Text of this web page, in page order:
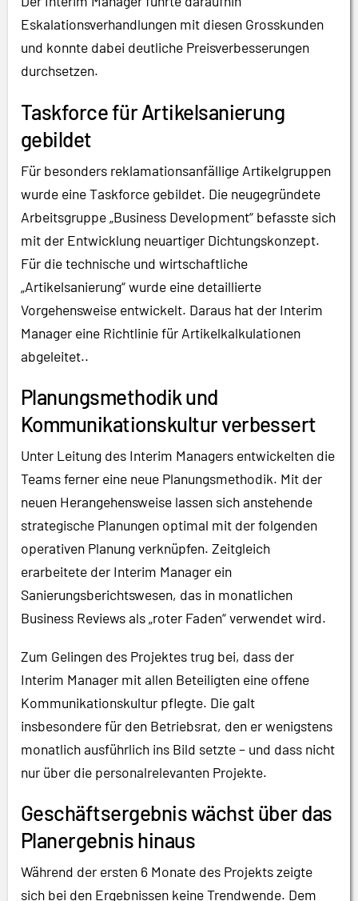
Eskalationsverhandlungen mit diesen Grosskunden
und konnte dabei deutliche Preisverbesserungen
durchsetzen.
Taskforce für Artikelsanierung
gebildet
Für besonders reklamationsanfällige Artikelgruppen
wurde eine Taskforce gebildet. Die neugegründete
Arbeitsgruppe „Business Development“ befasste sich
mit der Entwicklung neuartiger Dichtungskonzept.
Für die technische und wirtschaftliche
„Artikelsanierung“ wurde eine detaillierte
Vorgehensweise entwickelt. Daraus hat der Interim
Manager eine Richtlinie für Artikelkalkulationen
abgeleitet..
Planungsmethodik und
Kommunikationskultur verbessert
Unter Leitung des Interim Managers entwickelten die
Teams ferner eine neue Planungsmethodik. Mit der
neuen Herangehensweise lassen sich anstehende
strategische Planungen optimal mit der folgenden
operativen Planung verknüpfen. Zeitgleich
erarbeitete der Interim Manager ein
Sanierungsberichtswesen, das in monatlichen
Business Reviews als „roter Faden“ verwendet wird.
Zum Gelingen des Projektes trug bei, dass der
Interim Manager mit allen Beteiligten eine offene
Kommunikationskultur pflegte. Die galt
insbesondere für den Betriebsrat, den er wenigstens
monatlich ausführlich ins Bild setzte – und dass nicht
nur über die personalrelevanten Projekte.
Geschäftsergebnis wächst über das
Planergebnis hinaus
Während der ersten 6 Monate des Projekts zeigte
sich bei den Ergebnissen keine Trendwende. Dem